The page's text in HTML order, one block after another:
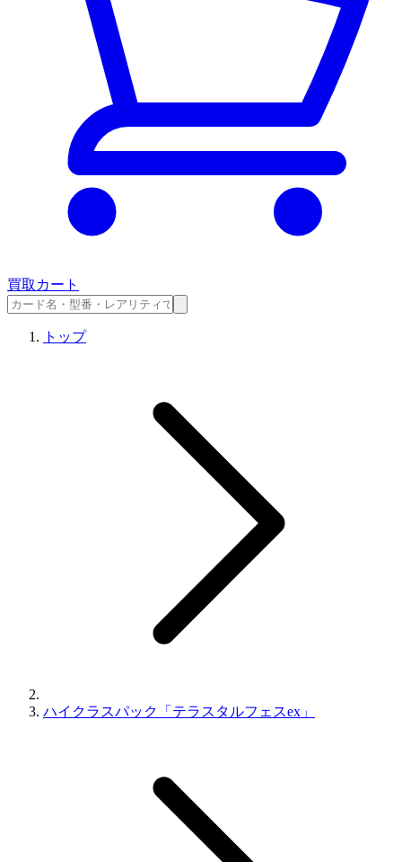
買取カート
トップ
ハイクラスパック「テラスタルフェスex」